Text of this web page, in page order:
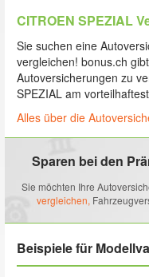
CITROEN SPEZIAL
Sie suchen eine
vergleichen! bonus.ch
Autoversicherungen zu
SPEZIAL am
Alles über die
Sparen bei den
Sie möchten Ihre
vergleichen,
Beispiele für